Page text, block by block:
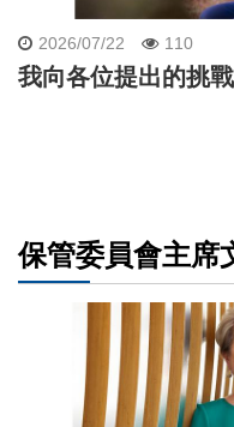
2026/07/22 110
我向各位提出的挑戰
保管委員會主席